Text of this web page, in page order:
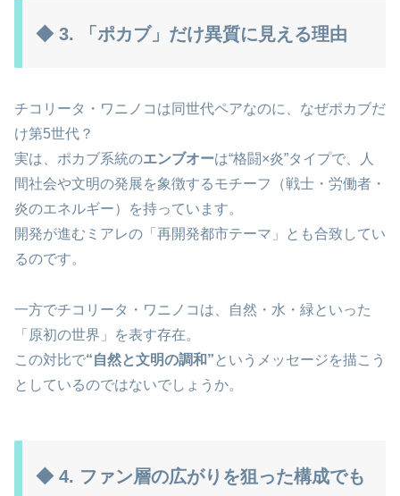
◆ 3. 「ポカブ」だけ異質に見える理由
チコリータ・ワニノコは同世代ペアなのに、なぜポカブだ
け第5世代？
実は、ポカブ系統のエンブオーは“格闘×炎”タイプで、人
間社会や文明の発展を象徴するモチーフ（戦士・労働者・
炎のエネルギー）を持っています。
開発が進むミアレの「再開発都市テーマ」とも合致してい
るのです。
一方でチコリータ・ワニノコは、自然・水・緑といった
「原初の世界」を表す存在。
この対比で“自然と文明の調和” というメッセージを描こう
としているのではないでしょうか。
◆ 4. ファン層の広がりを狙った構成でも